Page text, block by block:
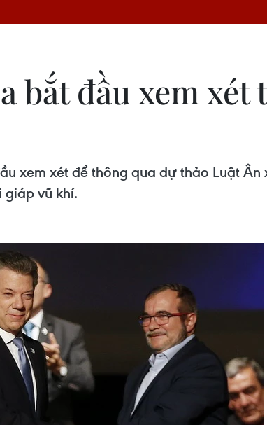
bắt đầu xem xét
xem xét để thông qua dự thảo Luật
giáp vũ khí.